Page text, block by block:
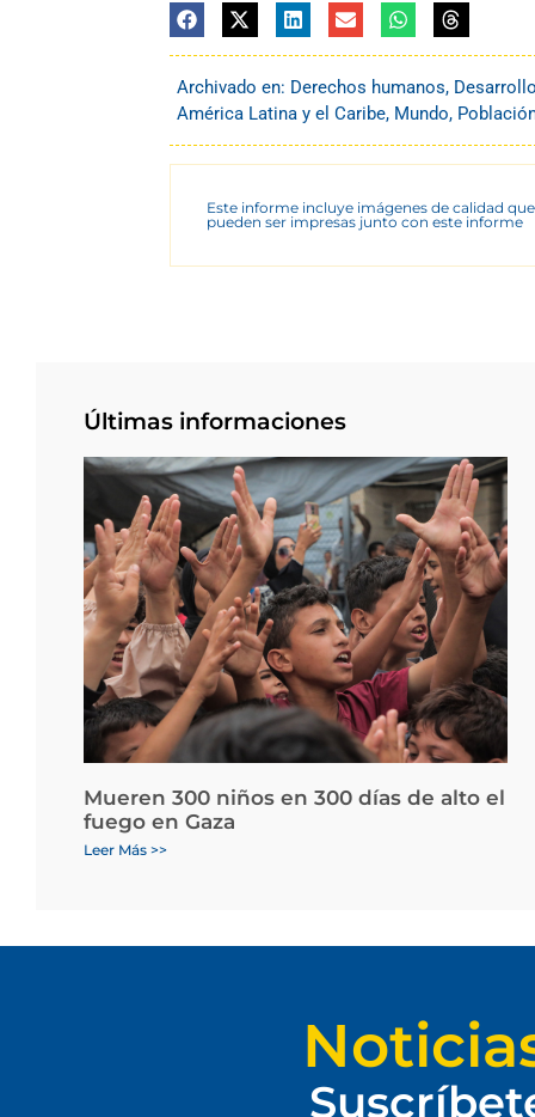
Archivado en: Derechos humanos,
América Latina y el Caribe, Mundo,
Este informe incluye imágenes de calidad
pueden ser impresas junto con este informe
Últimas informaciones
Mueren 300 niños en 300 días de alto el
fuego en Gaza
Leer Más >>